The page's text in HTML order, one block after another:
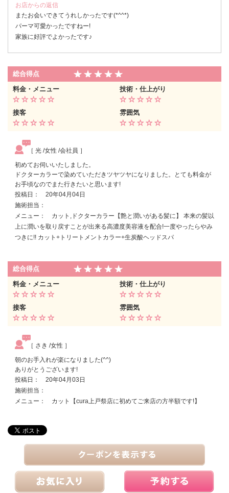
お店からの返信
またお会いできてうれしかったです(*^^*)
パーマ可愛かったですねー!
家族に好評でよかったです♪
総合得点
料金・メニュー
技術・仕上がり
接客 雰囲気
［ 光 /女性 /会社員 ］
初めてお伺いいたしました。
ドクターカラーで染めていただきツヤツヤになりました。とても料金が
お手頃なのでまた行きたいと思います!
投稿日： 20年04月04日
施術担当：
メニュー： カット,ドクターカラー【艶と潤いがある髪に】 本来の髪以
上に潤いを取り戻すことが出来る高濃度美容液を配合!一度やったらやみ
つきに!! カット+トリートメントカラー+生炭酸ヘッドスパ
総合得点
料金・メニュー
技術・仕上がり
接客 雰囲気
［ さき /女性 ］
朝のお手入れが楽になりました(^^)
ありがとうございます!
投稿日： 20年04月03日
施術担当：
メニュー： カット【cura上戸祭店に初めてご来店の方半額です!】